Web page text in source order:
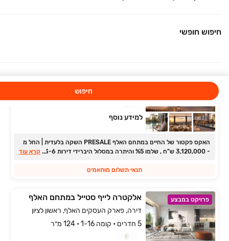
חיפוש חופשי
חיפוש
ליאור פרלברג ייעוץ ושיווק נדל'ן
דירה, פארק העסקים האלף, ראשון לציון
למידע נוסף
האקס פקטור של החיים במתחם האלף PRESALE השקה בלעדית ‏| החל מ
‏- ‏3,120,000 ש"ח , שלמו ‏5‏% והיתרה במסלול היברידי דירות 3-6 חדרים,... קרא עוד
תנאי תשלום מותאמים
פרויקט במבצע אלקטרה לייף סטייל במתחם האלף
דירה, פארק העסקים האלף, ראשון לציון
5 חדרים • קומה 1-16 • 124 מ״ר